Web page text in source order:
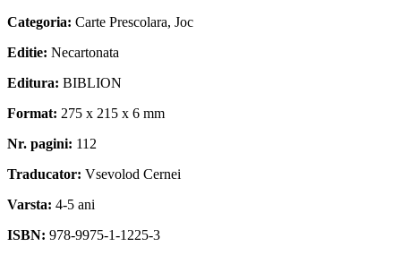
Categoria: Carte Prescolara, Joc
Editie: Necartonata
Editura: BIBLION
Format: 275 x 215 x 6 mm
Nr. pagini: 112
Traducator: Vsevolod Cernei
Varsta: 4-5 ani
ISBN: 978-9975-1-1225-3